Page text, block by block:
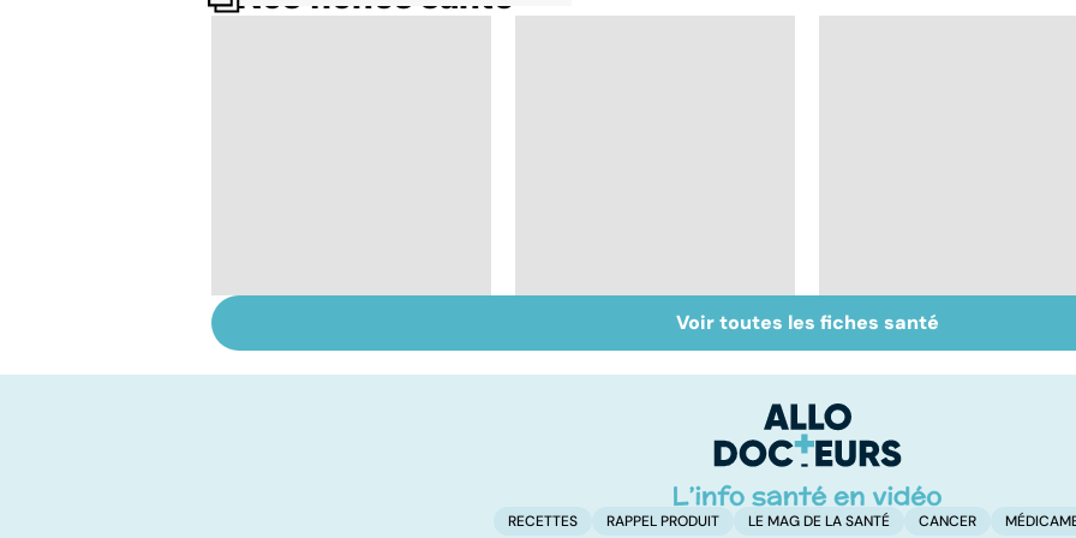
infections
Inflammation des
amygdales : que faire
Suicide : prévenir le
passage à l'acte
Voir toutes les fiches santé
RECETTES RAPPEL PRODUIT LE MAG DE LA SANTÉ CANCER